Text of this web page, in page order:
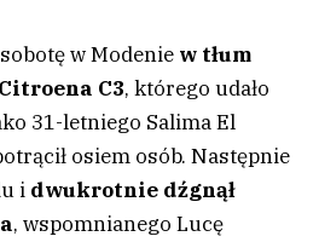
w Modenie w tłum
C3, którego udało
31-letniego Salima El
osiem osób. Następnie
i dwukrotnie dźgnął
, wspomnianego Lucę